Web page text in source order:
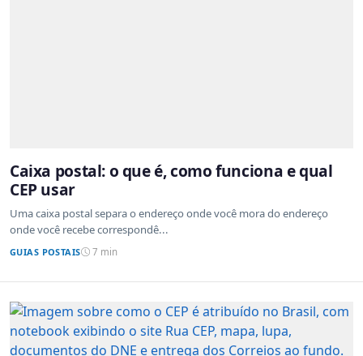
Caixa postal: o que é, como funciona e qual
CEP usar
Uma caixa postal separa o endereço onde você mora do endereço
onde você recebe correspondê...
GUIAS POSTAIS 7 min